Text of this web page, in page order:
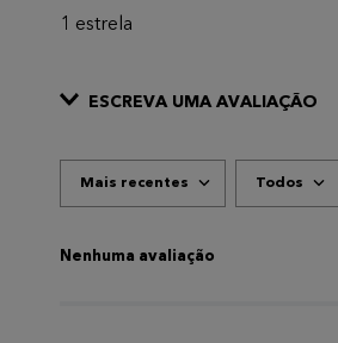
1 estrela
ESCREVA UMA AVALIAÇÃO
Mais recentes Todos
Nenhuma avaliação